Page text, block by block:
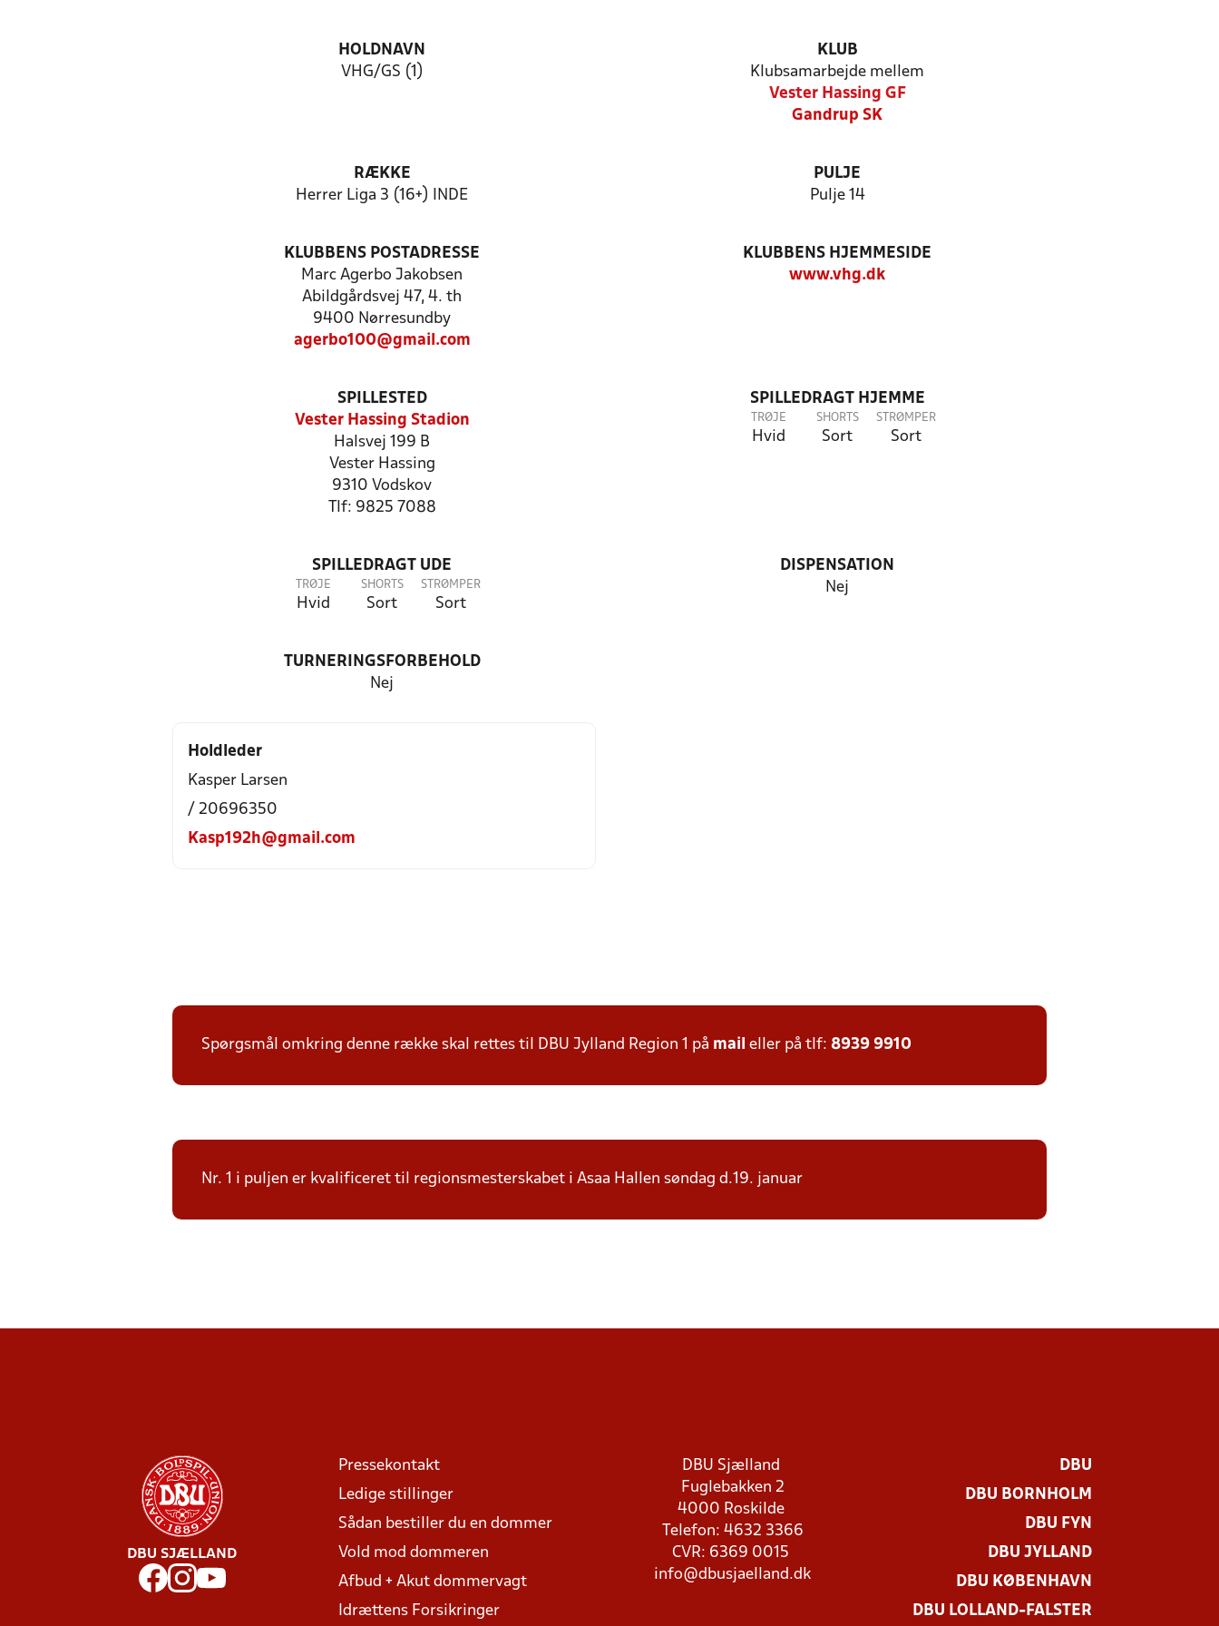
HOLDNAVN
VHG/GS (1)
KLUB
Klubsamarbejde mellem
Vester Hassing GF
Gandrup SK
RÆKKE
Herrer Liga 3 (16+) INDE
PULJE
Pulje 14
KLUBBENS POSTADRESSE
Marc Agerbo Jakobsen
Abildgårdsvej 47, 4. th
9400 Nørresundby
agerbo100@gmail.com
KLUBBENS HJEMMESIDE
www.vhg.dk
SPILLESTED
Vester Hassing Stadion
Halsvej 199 B
Vester Hassing
9310 Vodskov
Tlf: 9825 7088
SPILLEDRAGT HJEMME
TRØJE
Hvid
SHORTS
Sort
STRØMPER
Sort
SPILLEDRAGT UDE
TRØJE
Hvid
SHORTS
Sort
STRØMPER
Sort
DISPENSATION
Nej
TURNERINGSFORBEHOLD
Nej
Holdleder
Kasper Larsen
/ 20696350
Kasp192h@gmail.com
Spørgsmål omkring denne række skal rettes til DBU Jylland Region 1 på mail eller på tlf: 8939 9910
Nr. 1 i puljen er kvalificeret til regionsmesterskabet i Asaa Hallen søndag d.19. januar
DBU SJÆLLAND
Pressekontakt
Ledige stillinger
Sådan bestiller du en dommer
Vold mod dommeren
Afbud + Akut dommervagt
Idrættens Forsikringer
DBU Sjælland
Fuglebakken 2
4000 Roskilde
Telefon: 4632 3366
CVR: 6369 0015
info@dbusjaelland.dk
DBU
DBU BORNHOLM
DBU FYN
DBU JYLLAND
DBU KØBENHAVN
DBU LOLLAND-FALSTER